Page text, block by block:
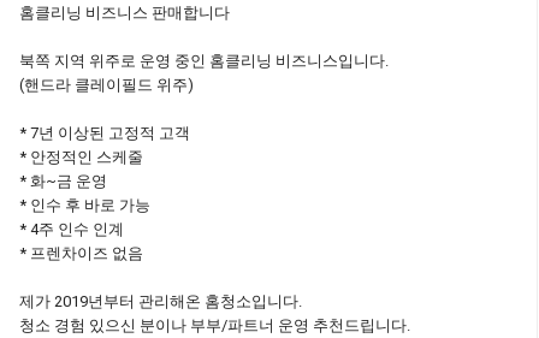
홈클리닝 비즈니스 판매합니다
북쪽 지역 위주로 운영 중인 홈클리닝 비즈니스입니다.
(핸드라 클레이필드 위주)
* 7년 이상된 고정적 고객
* 안정적인 스케줄
* 화~금 운영
* 인수 후 바로 가능
* 4주 인수 인계
* 프렌차이즈 없음
제가 2019년부터 관리해온 홈청소입니다.
청소 경험 있으신 분이나 부부/파트너 운영 추천드립니다.